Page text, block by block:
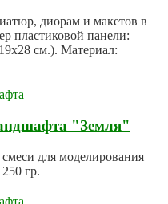
диорам и макетов в
пластиковой панели:
см.). Материал:
"Земля"
для моделирования
гр.